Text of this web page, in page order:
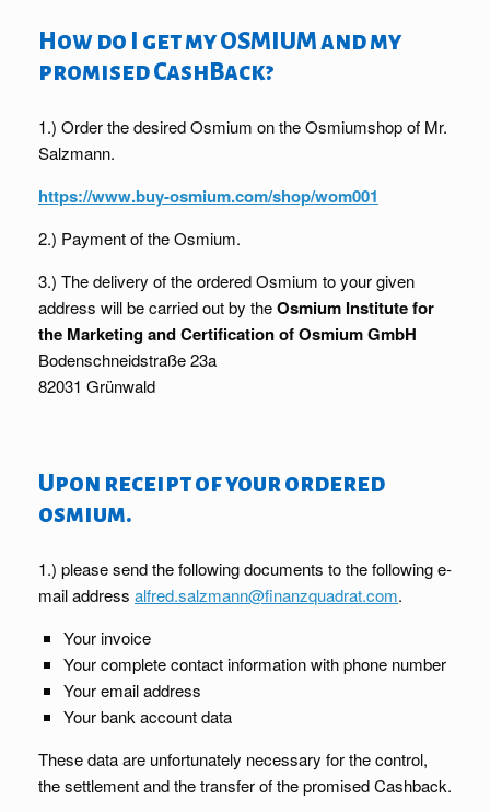
How do I get my OSMIUM and my
promised CashBack?
1.) Order the desired Osmium on the Osmiumshop of Mr.
Salzmann.
https://www.buy-osmium.com/shop/wom001
2.) Payment of the Osmium.
3.) The delivery of the ordered Osmium to your given
address will be carried out by theOsmium Institute for
the Marketing and Certification of Osmium GmbH
Bodenschneidstraße 23a
82031 Grünwald
Upon receipt of your ordered
osmium.
1.) please send the following documents to the following e-
mail address alfred.salzmann@finanzquadrat.com.
Your invoice
Your complete contact information with phone number
Your email address
Your bank account data
These data are unfortunately necessary for the control,
the settlement and the transfer of the promised Cashback.